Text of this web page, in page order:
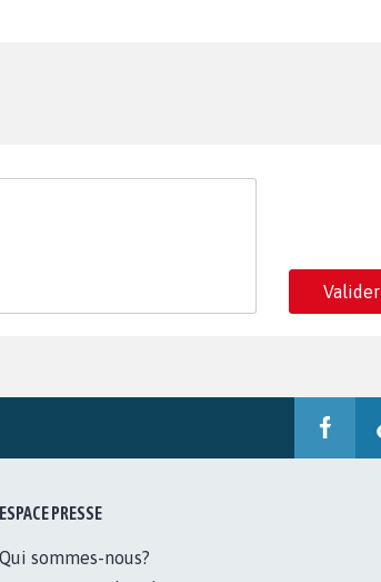
Valider
ESPACE PRESSE
Qui sommes-nous?